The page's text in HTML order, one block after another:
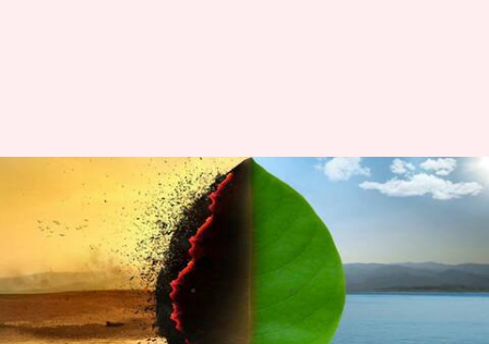
காலநிலை மாற்றம்:
தமிழகம் எப்படி
பாதிக்கப்படும்?
எழுதியவர் Sindhuja SM 06:59 pm